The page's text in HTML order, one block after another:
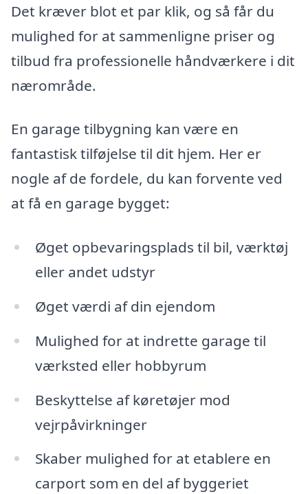
Det kræver blot et par klik, og så får du
mulighed for at sammenligne priser og
tilbud fra professionelle håndværkere i dit
nærområde.
En garage tilbygning kan være en
fantastisk tilføjelse til dit hjem. Her er
nogle af de fordele, du kan forvente ved
at få en garage bygget:
Øget opbevaringsplads til bil, værktøj
eller andet udstyr
Øget værdi af din ejendom
Mulighed for at indrette garage til
værksted eller hobbyrum
Beskyttelse af køretøjer mod
vejrpåvirkninger
Skaber mulighed for at etablere en
carport som en del af byggeriet